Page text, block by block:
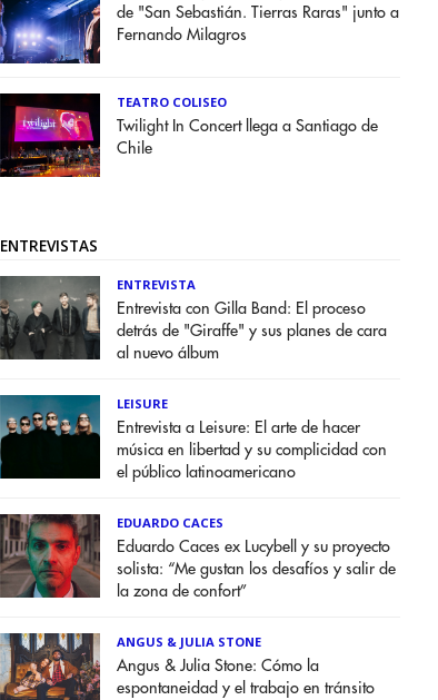
de "San Sebastián. Tierras Raras" junto a
Fernando Milagros
TEATRO COLISEO
Twilight In Concert llega a Santiago de
Chile
ENTREVISTAS
ENTREVISTA
Entrevista con Gilla Band: El proceso
detrás de "Giraffe" y sus planes de cara
al nuevo álbum
LEISURE
Entrevista a Leisure: El arte de hacer
música en libertad y su complicidad con
el público latinoamericano
EDUARDO CACES
Eduardo Caces ex Lucybell y su proyecto
solista: “Me gustan los desafíos y salir de
la zona de confort”
ANGUS & JULIA STONE
Angus & Julia Stone: Cómo la
espontaneidad y el trabajo en tránsito